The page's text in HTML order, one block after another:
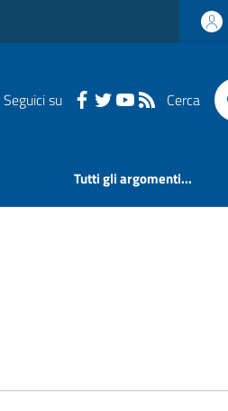
Seguici su Cerca
Tutti gli argomenti...